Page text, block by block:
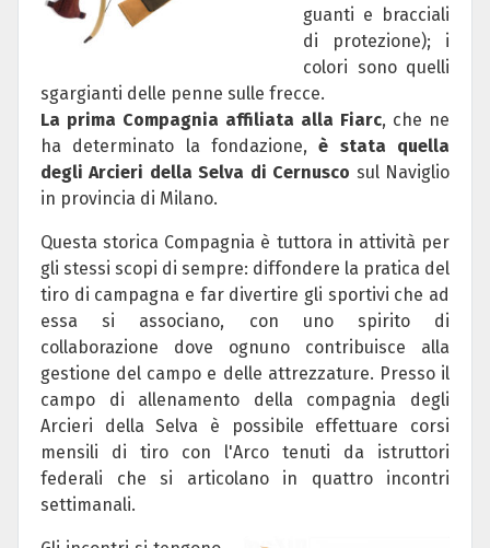
guanti e bracciali
di protezione); i
colori sono quelli
sgargianti delle penne sulle frecce.
La prima Compagnia affiliata alla Fiarc, che ne
ha determinato la fondazione,è stata quella
degli Arcieri della Selva di Cernusco sul Naviglio
in provincia di Milano.
Questa storica Compagnia è tuttora in attività per
gli stessi scopi di sempre: diffondere la pratica del
tiro di campagna e far divertire gli sportivi che ad
essa si associano, con uno spirito di
collaborazione dove ognuno contribuisce alla
gestione del campo e delle attrezzature. Presso il
campo di allenamento della compagnia degli
Arcieri della Selva è possibile effettuare corsi
mensili di tiro con l'Arco tenuti da istruttori
federali che si articolano in quattro incontri
settimanali.